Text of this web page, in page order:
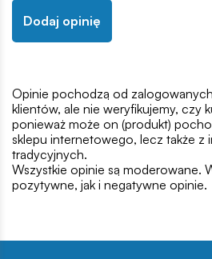
Dodaj opinię
Opinie pochodzą od
klientów, ale nie weryfikujemy, czy
ponieważ może on (produkt)
sklepu internetowego, lecz także z
tradycyjnych.
Wszystkie opinie są moderowane.
pozytywne, jak i negatywne opinie.